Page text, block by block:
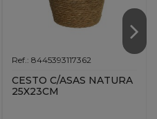
Ref.: 8445393117362
CESTO C/ASAS NATURA
25X23CM